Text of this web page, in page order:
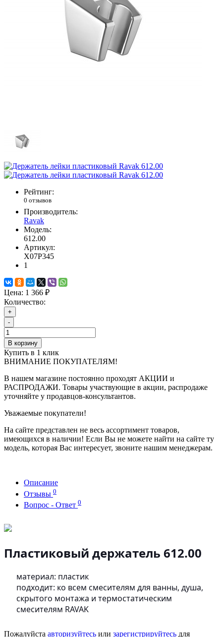
Рейтинг:
0 отзывов
Производитель:
Ravak
Модель:
612.00
Артикул:
X07P345
1
Цена: 1 366 ₽
Количество:
+
-
В корзину
Купить в 1 клик
ВНИМАНИЕ ПОКУПАТЕЛЯМ!
В нашем магазине постоянно проходят АКЦИИ и
РАСПРОДАЖИ. Товары участвующие в акции, распродаже
уточняйте у продавцов-консультантов.
Уважаемые покупатели!
На сайте представлен не весь ассортимент товаров,
имеющихся в наличии! Если Вы не можете найти на сайте ту
модель, которая Вас интересует, звоните нашим менеджерам.
Описание
Отзывы 0
Вопрос - Ответ 0
Пластиковый держатель 612.00
материал: пластик
подходит: ко всем смесителям для ванны, душа,
скрытого монтажа и термостатическим
смесителям RAVAK
Пожалуйста авторизуйтесь или зарегистрируйтесь для